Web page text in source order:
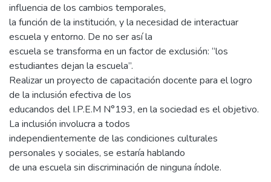
influencia de los cambios temporales,
la función de la institución, y la necesidad de interactuar
escuela y entorno. De no ser así la
escuela se transforma en un factor de exclusión: “los
estudiantes dejan la escuela”.
Realizar un proyecto de capacitación docente para el logro
de la inclusión efectiva de los
educandos del I.P.E.M N°193, en la sociedad es el objetivo.
La inclusión involucra a todos
independientemente de las condiciones culturales
personales y sociales, se estaría hablando
de una escuela sin discriminación de ninguna índole.